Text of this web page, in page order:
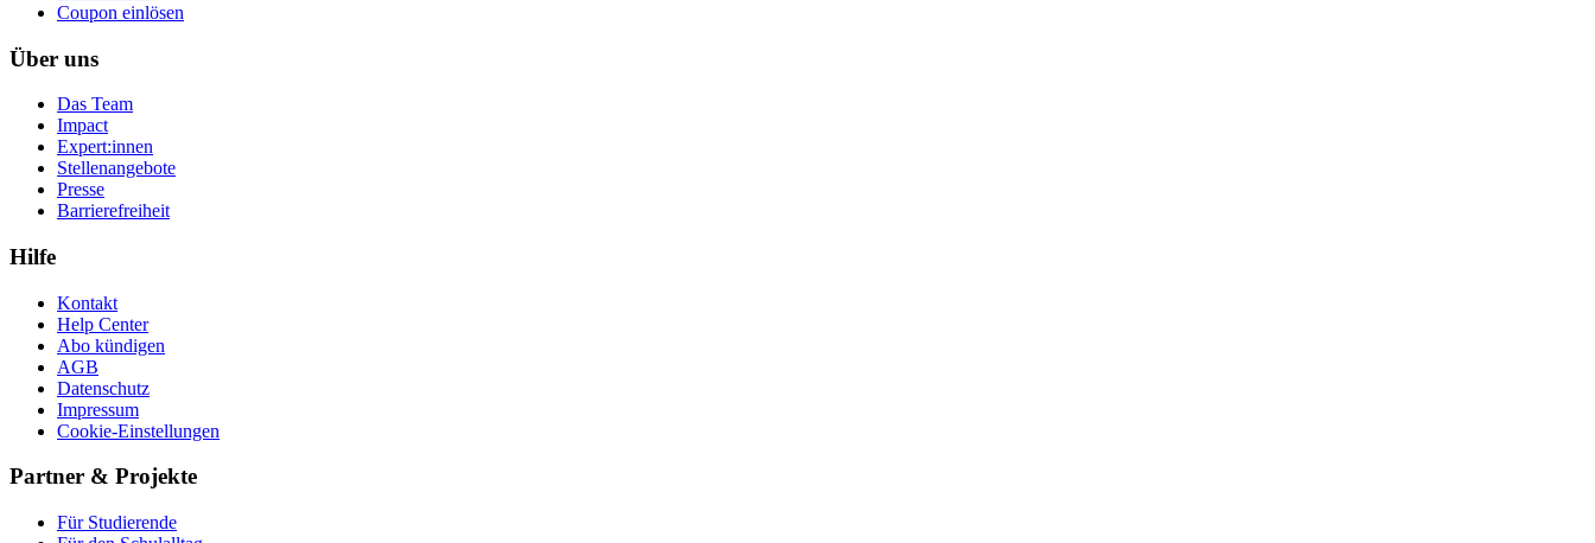
Coupon einlösen
Über uns
Das Team
Impact
Expert:innen
Stellenangebote
Presse
Barrierefreiheit
Hilfe
Kontakt
Help Center
Abo kündigen
AGB
Datenschutz
Impressum
Cookie-Einstellungen
Partner & Projekte
Für Stu­die­rende